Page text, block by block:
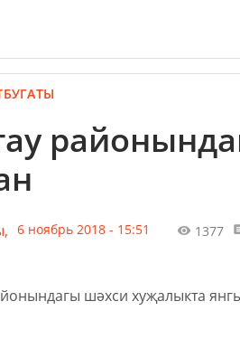
6 ноябрь 2018 - 15:51 1377